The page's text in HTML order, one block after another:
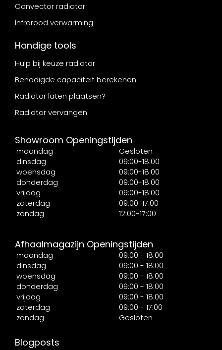
Convector radiator
Infrarood verwarming
Handige tools
Hulp bij keuze radiator
Benodigde capaciteit berekenen
Radiator laten plaatsen?
Radiator vervangen
Showroom Openingstijden
maandag
Gesloten
dinsdag
09:00-18:00
woensdag
09:00-18:00
donderdag
09:00-18:00
vrijdag
09:00-18:00
zaterdag
09:00-17:00
zondag
12:00-17:00
Afhaalmagazijn Openingstijden
maandag
09:00 - 18:00
dinsdag
09:00 - 18:00
woensdag
09:00 - 18:00
donderdag
09:00 - 18:00
vrijdag
09:00 - 18:00
zaterdag
09:00 - 17:00
zondag
Gesloten
Blogposts